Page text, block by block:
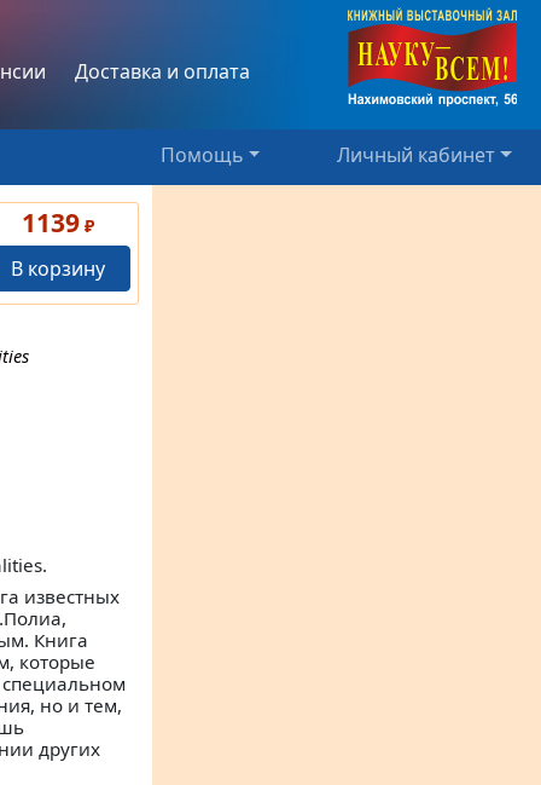
Доставка и оплата
Помощь Личный кабинет
1139₽
В корзину
известных
Книга
которые
но и тем,
других